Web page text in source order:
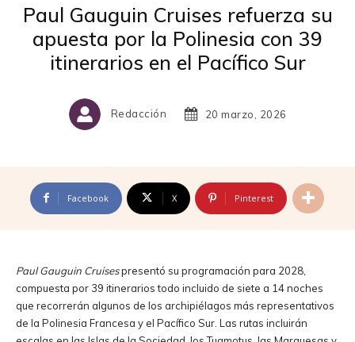
Paul Gauguin Cruises refuerza su
apuesta por la Polinesia con 39
itinerarios en el Pacífico Sur
Redacción 20 marzo, 2026
Facebook X Pinterest
Paul Gauguin Cruisespresentó su programación para 2028,
compuesta por 39 itinerarios todo incluido de siete a 14 noches
que recorrerán algunos de los archipiélagos más representativos
de la Polinesia Francesa y el Pacífico Sur. Las rutas incluirán